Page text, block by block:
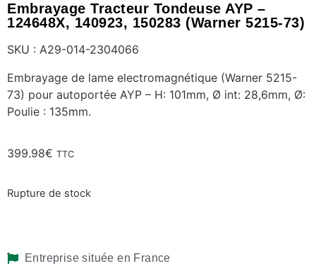
Embrayage Tracteur Tondeuse AYP –
124648X, 140923, 150283 (Warner 5215-73)
SKU : A29-014-2304066
Embrayage de lame electromagnétique (Warner 5215-
73) pour autoportée AYP – H: 101mm, Ø int: 28,6mm, Ø:
Poulie : 135mm.
399.98€ TTC
Rupture de stock
Entreprise située en France